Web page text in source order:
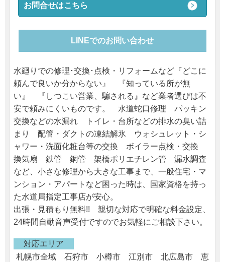
お問合せはこちら
LINEでのお問い合わせ
水廻りでの修理･交換･点検・リフォームなど『どこに
頼んで良いか分からない』 『知っている所が無
い』 『しつこい営業、騙される』など業者選びは不
安で頼みにくいものです。 水道蛇口修理 パッキン
交換などの水漏れ トイレ・台所などの排水の臭い詰
まり 配管・ダクトの凍結解氷 ウォシュレット・シ
ャワー・洗面化粧台等の交換 ボイラー点検・交換
換気扇 鉄管 銅管 架橋ポリエチレン管 漏水調査
など、小さな修理から大きな工事まで、一般住宅・マ
ンション・アパートなど困った時は、国家資格を持っ
た水道局指定工事店が安心。
出張・見積もり無料!! 親切な対応で明確な料金設定、
24時間自動音声受付ですのでお気軽にご相談下さい。
対応エリア
札幌市全域 石狩市 小樽市 江別市 北広島市 恵